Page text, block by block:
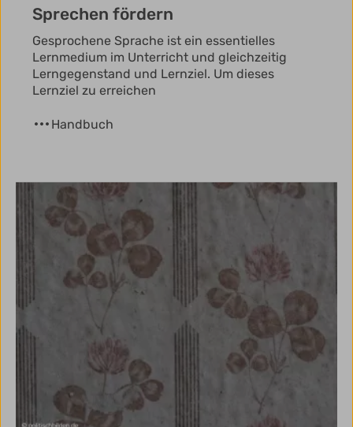
Sprechen fördern
Gesprochene Sprache ist ein essentielles
Lernmedium im Unterricht und gleichzeitig
Lerngegenstand und Lernziel. Um dieses
Lernziel zu erreichen
Handbuch